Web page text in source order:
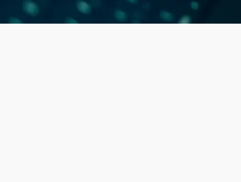
Découvrez
transforme